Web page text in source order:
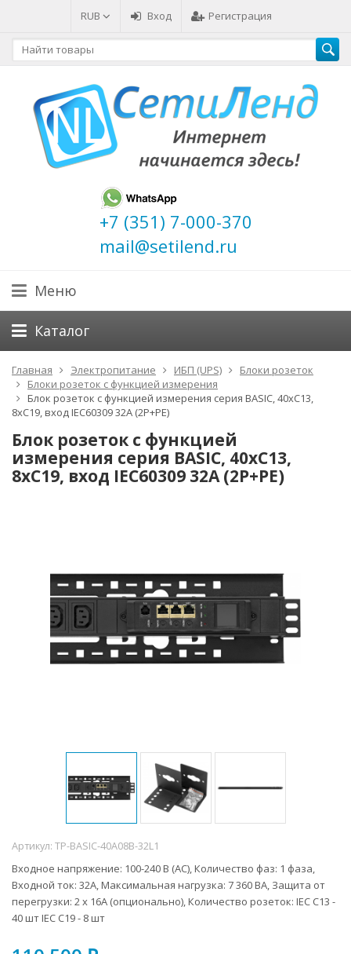
RUB Вход Регистрация
+7 (351) 7-000-370
mail@setilend.ru
Меню
Каталог
Главная Электропитание ИБП (UPS)
Блоки розеток
Блоки розеток с функцией измерения
Блок розеток с функцией измерения серия BASIC, 40xC13,
8xC19, вход IEC60309 32A (2P+PE)
Блок розеток с функцией
измерения серия BASIC, 40xC13,
8xC19, вход IEC60309 32A (2P+PE)
Артикул: TP-BASIC-40A08B-32L1
Входное напряжение: 100-240 В (AC), Количество фаз: 1 фаза,
Входной ток: 32А, Максимальная нагрузка: 7 360 ВА, Защита от
перегрузки: 2 х 16А (опционально), Количество розеток: IEC C13 -
40 шт IEC C19 - 8 шт